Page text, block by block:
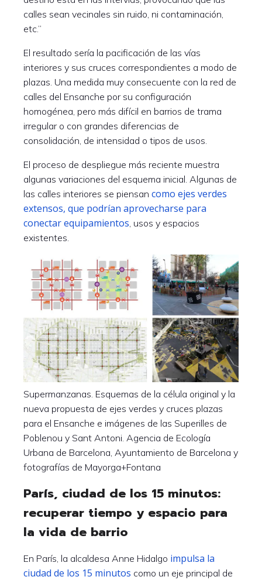
calles sean vecinales sin ruido, ni contaminación,
etc.”
El resultado sería la pacificación de las vías
interiores y sus cruces correspondientes a modo de
plazas. Una medida muy consecuente con la red de
calles del Ensanche por su configuración
homogénea, pero más difícil en barrios de trama
irregular o con grandes diferencias de
consolidación, de intensidad o tipos de usos.
El proceso de despliegue más reciente muestra
algunas variaciones del esquema inicial. Algunas de
las calles interiores se piensan como ejes verdes
extensos, que podrían aprovecharse para
conectar equipamientos, usos y espacios
existentes.
Supermanzanas. Esquemas de la célula original y la
nueva propuesta de ejes verdes y cruces plazas
para el Ensanche e imágenes de las Superilles de
Poblenou y Sant Antoni. Agencia de Ecología
Urbana de Barcelona, Ayuntamiento de Barcelona y
fotografías de Mayorga+Fontana
París, ciudad de los 15 minutos:
recuperar tiempo y espacio para
la vida de barrio
En París, la alcaldesa Anne Hidalgo impulsa la
ciudad de los 15 minutos como un eje principal de